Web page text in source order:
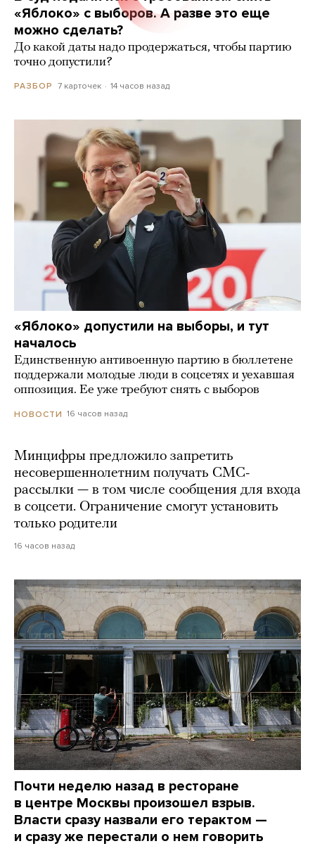
«Яблоко» с выборов. А разве это еще
можно сделать?
До какой даты надо продержаться, чтобы партию
точно допустили?
РАЗБОР 7 карточек 14 часов назад
«Яблоко» допустили на выборы, и тут
началось
Единственную антивоенную партию в бюллетене
поддержали молодые люди в соцсетях и уехавшая
оппозиция. Ее уже требуют снять с выборов
НОВОСТИ 16 часов назад
Минцифры предложило запретить
несовершеннолетним получать СМС-
рассылки — в том числе сообщения для входа
в соцсети. Ограничение смогут установить
только родители
16 часов назад
Почти неделю назад в ресторане
в центре Москвы произошел взрыв.
Власти сразу назвали его терактом —
и сразу же перестали о нем говорить